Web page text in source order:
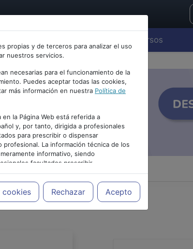
Cursos
propias y de terceros para analizar el uso
nuestros servicios.
necesarias para el funcionamiento de la
Puedes aceptar todas las cookies,
más información en nuestra Política de
la Página Web está referida a
y, por tanto, dirigida a profesionales
para prescribir o dispensar
profesional. La información técnica de los
informativo, siendo
facultados prescribir
caso concreto, el tratamiento más
del paciente.
cookies Rechazar Acepto
PUBLICIDAD